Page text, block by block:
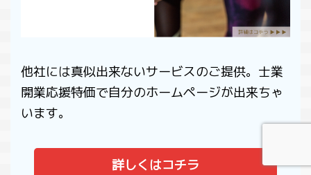
他社には真似出来ないサービスのご提供。士業
開業応援特価で自分のホームページが出来ちゃ
います。
詳しくはコチラ